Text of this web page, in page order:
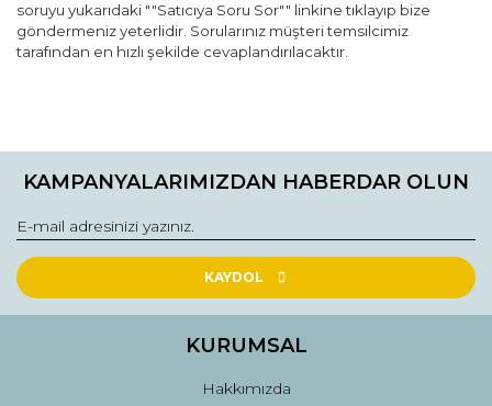
soruyu yukarıdaki ""Satıcıya Soru Sor"" linkine tıklayıp bize
göndermeniz yeterlidir. Sorularınız müşteri temsilcimiz
tarafından en hızlı şekilde cevaplandırılacaktır.
konularda yetersiz gördüğünüz noktaları öneri formunu
Görüş ve önerileriniz için teşekkür ederiz.
Ürün resmi kalitesiz, bozuk veya görüntülenemiyor.
Ürün açıklamasında eksik bilgiler bulunuyor.
Ürün fiyatı diğer sitelerden daha pahalı.
KAMPANYALARIMIZDAN HABERDAR OLUN
KAYDOL
KURUMSAL
Hakkımızda